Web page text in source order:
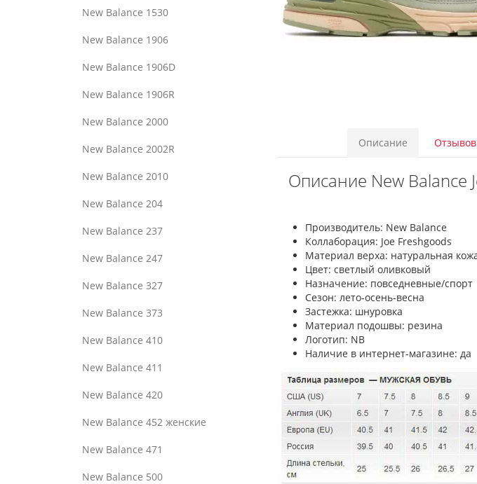
New Balance 1530
New Balance 1906
New Balance 1906D
New Balance 1906R
New Balance 2000
New Balance 2002R
New Balance 2010
New Balance 204
New Balance 237
New Balance 247
New Balance 327
New Balance 373
New Balance 410
New Balance 411
New Balance 420
New Balance 452 женские
New Balance 471
New Balance 500
Описание Отзывов
Описание New Balance
Производитель: New Balance
Коллаборация: Joe Freshgoods
Материал верха: натуральная
Цвет: светлый оливковый
Назначение: повседневные/спорт
Сезон: лето-осень-весна
Застежка: шнуровка
Материал подошвы: резина
Логотип: NB
Наличие в интернет-магазине: да